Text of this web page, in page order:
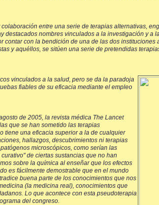
entre una serie de terapias alternativas,
destacados nombres vinculados a la investigación y a
contar con la bendición de una de las dos instituciones
y aquéllos, se sitúen una serie de pretendidas
vinculados a la salud, pero se da la paradoja
fiables de su eficacia mediante el empleo
de 2005, la revista médica The Lancet
que se han sometido las terapias
tiene una eficacia superior a la de cualquier
hallazgos, descubrimientos ni terapias
microscópicos, como serían las
de ciertas sustancias que no han
sobre la química al enseñar que los efectos
es fácilmente demostrable que en el mundo
buena parte de los conocimientos que nos
(la medicina real), conocimientos que
Lo que acontece con esta pseudoterapia
del congreso.